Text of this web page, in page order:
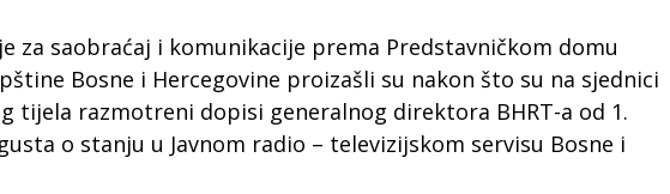
za saobraćaj i komunikacije prema Predstavničkom domu
Bosne i Hercegovine proizašli su nakon što su na sjednici
tijela razmotreni dopisi generalnog direktora BHRT-a od 1.
o stanju u Javnom radio – televizijskom servisu Bosne i